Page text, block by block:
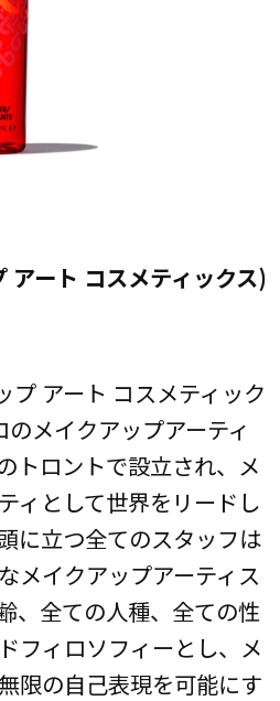
アート コスメティックス)
プ アート コスメティック
メイクアップアーティ
トロントで設立され、メ
ィとして世界をリードし
に立つ全てのスタッフは
メイクアップアーティス
、全ての人種、全ての性
フィロソフィーとし、メ
限の自己表現を可能にす